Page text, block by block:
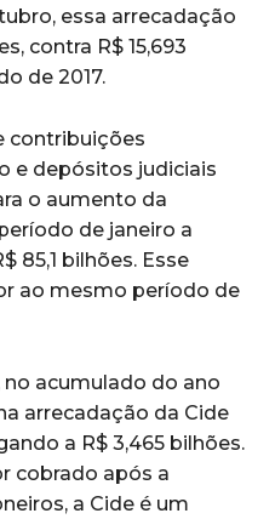
essa arrecadação
contra R$ 15,693
de 2017.
contribuições
e depósitos judiciais
o aumento da
de janeiro a
85,1 bilhões. Esse
ao mesmo período de
acumulado do ano
arrecadação da Cide
a R$ 3,465 bilhões.
cobrado após a
a Cide é um